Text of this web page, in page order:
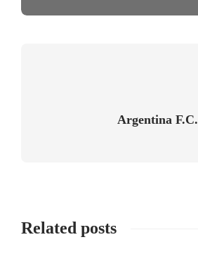
Argentina F.C.
Related posts